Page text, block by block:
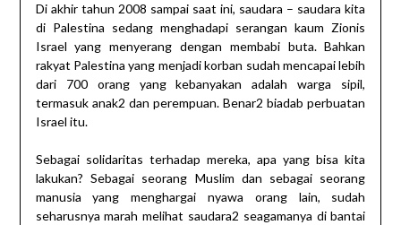
Di akhir tahun 2008 sampai saat ini, saudara – saudara kita
di Palestina sedang menghadapi serangan kaum Zionis
Israel yang menyerang dengan membabi buta. Bahkan
rakyat Palestina yang menjadi korban sudah mencapai lebih
dari 700 orang yang kebanyakan adalah warga sipil,
termasuk anak2 dan perempuan. Benar2 biadab perbuatan
Israel itu.
Sebagai solidaritas terhadap mereka, apa yang bisa kita
lakukan? Sebagai seorang Muslim dan sebagai seorang
manusia yang menghargai nyawa orang lain, sudah
seharusnya marah melihat saudara2 seagamanya di bantai